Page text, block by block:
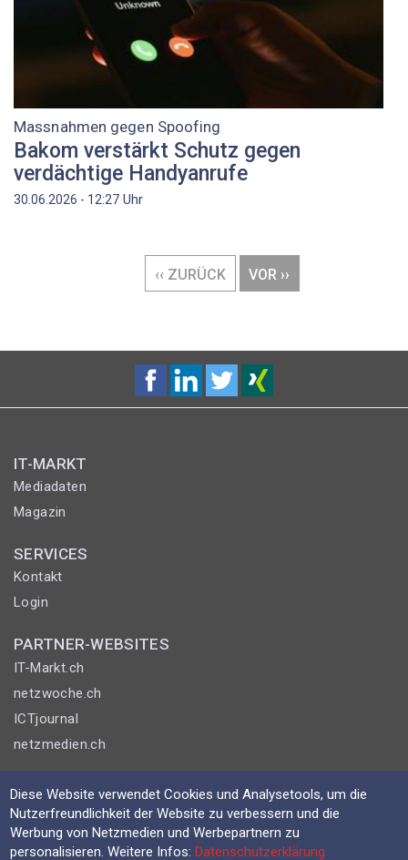
Massnahmen gegen Spoofing
Bakom verstärkt Schutz gegen
verdächtige Handyanrufe
30.06.2026 - 12:27 Uhr
VORHERIGE
‹‹ ZURÜCK
NÄCHSTE
VOR ››
IT-MARKT
Mediadaten
Magazin
SERVICES
Kontakt
Login
PARTNER-WEBSITES
IT-Markt.ch
netzwoche.ch
ICTjournal
netzmedien.ch
© NETZMEDIEN AG 2026
Impressum
AGB
Diese Website verwendet Cookies und Analysetools, um die
Nutzerfreundlichkeit der Website zu verbessern und die
Werbung von Netzmedien und Werbepartnern zu
personalisieren. Weitere Infos:Datenschutzerklärung